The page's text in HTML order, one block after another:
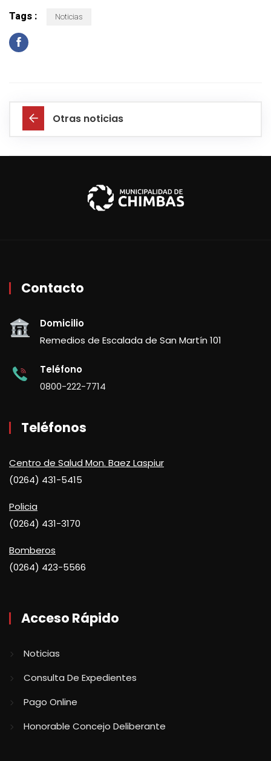
Tags : Noticias
Otras noticias
Contacto
Domicilio
Remedios de Escalada de San Martín 101
Teléfono
0800-222-7714
Teléfonos
Centro de Salud Mon. Baez Laspiur
(0264) 431-5415
Policia
(0264) 431-3170
Bomberos
(0264) 423-5566
Acceso Rápido
Noticias
Consulta De Expedientes
Pago Online
Honorable Concejo Deliberante